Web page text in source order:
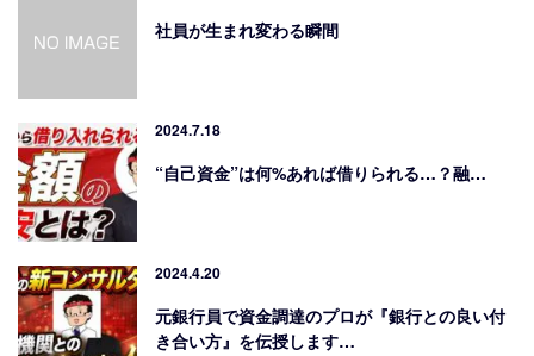
社員が生まれ変わる瞬間
2024.7.18
“自己資金”は何%あれば借りられる…？融…
2024.4.20
元銀行員で資金調達のプロが『銀行との良い付
き合い方』を伝授します…